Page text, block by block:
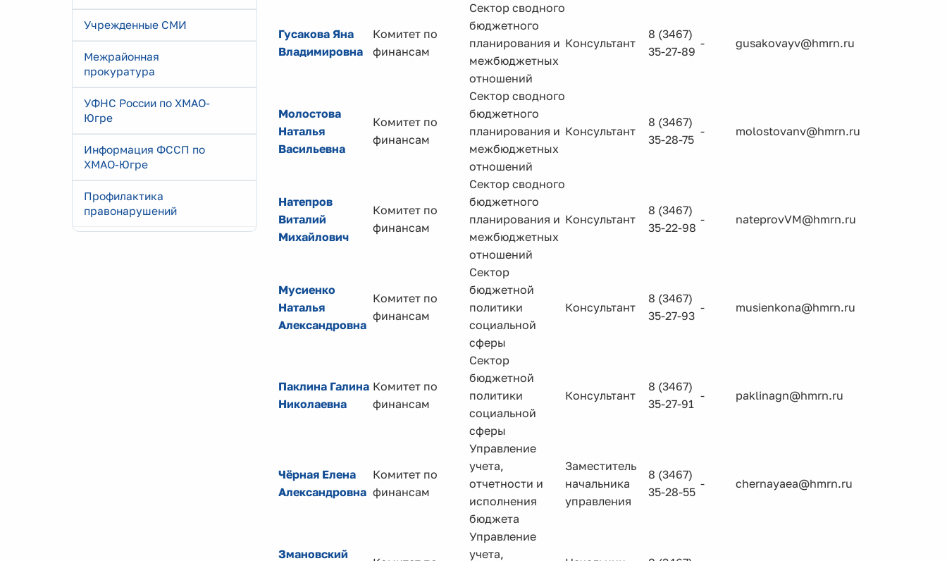
Учрежденные СМИ
Межрайонная
прокуратура
УФНС России по ХМАО-
Югре
Информация ФССП по
ХМАО-Югре
Профилактика
правонарушений
Гусакова Яна
Владимировна
Комитет по
финансам
Сектор сводного
бюджетного
планирования и
межбюджетных
отношений
Консультант
8 (3467)
35-27-89
- gusakovayv@hmrn.ru
Молостова
Наталья
Васильевна
Комитет по
финансам
Сектор сводного
бюджетного
планирования и
межбюджетных
отношений
Консультант
8 (3467)
35-28-75
- molostovanv@hmrn.ru
Натепров
Виталий
Михайлович
Комитет по
финансам
Сектор сводного
бюджетного
планирования и
межбюджетных
отношений
Консультант
8 (3467)
35-22-98
- nateprovVM@hmrn.ru
Мусиенко
Наталья
Александровна
Комитет по
финансам
Сектор
бюджетной
политики
социальной
сферы
Консультант
8 (3467)
35-27-93
- musienkona@hmrn.ru
Паклина Галина
Николаевна
Комитет по
финансам
Сектор
бюджетной
политики
социальной
сферы
Консультант
8 (3467)
35-27-91
- paklinagn@hmrn.ru
Чёрная Елена
Александровна
Комитет по
финансам
Управление
учета,
отчетности и
исполнения
бюджета
Заместитель
начальника
управления
8 (3467)
35-28-55
- chernayaea@hmrn.ru
Змановский
Управление
учета,